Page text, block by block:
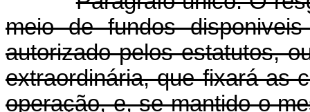
meio de fundos
autorizado pelos estatutos,
extraordinária, que fixará as
operação, e, se mantido o